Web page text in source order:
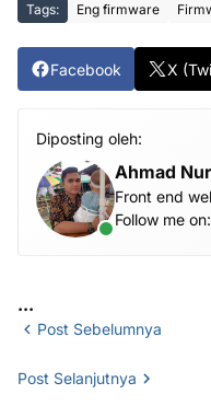
Tags: Eng firmware
Facebook X
Diposting oleh:
Ahmad
Front end
Follow me on:
...
Post Sebelumnya
Post Selanjutnya